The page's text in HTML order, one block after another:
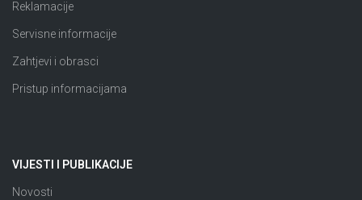
Reklamacije
Servisne informacije
Zahtjevi i obrasci
Pristup informacijama
VIJESTI I PUBLIKACIJE
Novosti